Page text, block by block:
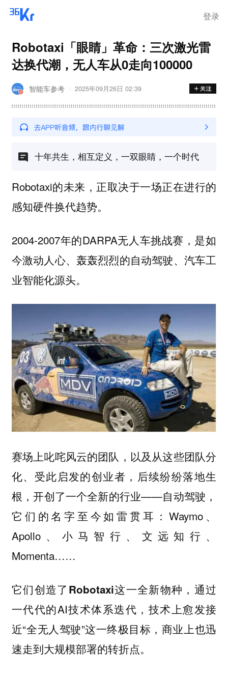
登录
Robotaxi「眼睛」革命：三次激光雷
达换代潮，无人车从0走向100000
智能车参考 2025年09月26日 02:39
十年共生，相互定义，一双眼睛，一个时代
Robotaxi的未来，正取决于一场正在进行的
感知硬件换代趋势。
2004-2007年的DARPA无人车挑战赛，是如
今激动人心、轰轰烈烈的自动驾驶、汽车工
业智能化源头。
赛场上叱咤风云的团队，以及从这些团队分
化、受此启发的创业者，后续纷纷落地生
根，开创了一个全新的行业——自动驾驶 ，
它们的名字至今如雷贯耳：Waymo、
Apollo、小马智行、文远知行、
Momenta……
它们创造了 Robotaxi这一全新物种，通过
一代代的AI技术体系迭代，技术上愈发接
近“全无人驾驶”这一终极目标，商业上也迅
速走到大规模部署的转折点。